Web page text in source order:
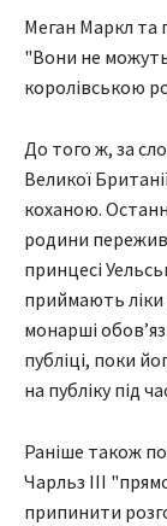
Меган Маркл та
"Вони не можуть
королівською
До того ж, за
Великої
коханою.
родини
принцесі
приймають
монарші
публіці, поки
на публіку під
Раніше також
Чарльз ІІІ
припинити